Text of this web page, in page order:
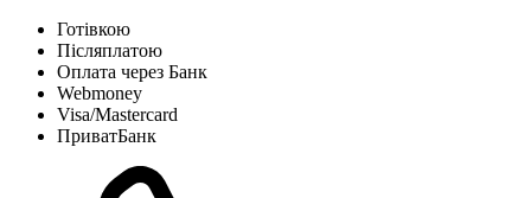
Готівкою
Післяплатою
Оплата через Банк
Webmoney
Visa/Mastercard
ПриватБанк